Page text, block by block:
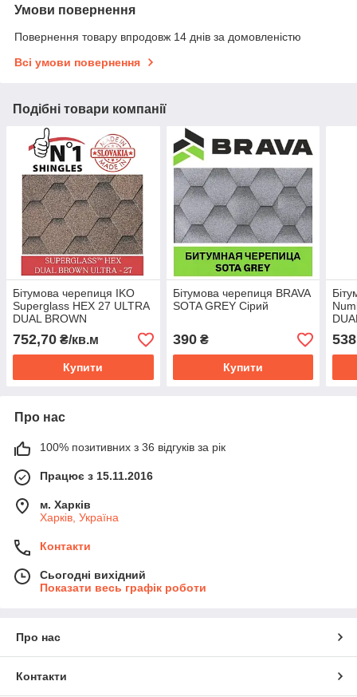
Умови повернення
Повернення товару впродовж 14 днів за домовленістю
Всі умови повернення
Подібні товари компанії
Бітумова черепиця IKO
Superglass HEX 27 ULTRA
DUAL BROWN
752,70 ₴/кв.м
Купити
Бітумова черепиця BRAVA
SOTA GREY Сірий
390₴
Купити
Про нас
100% позитивних з 36 відгуків за рік
Працює з 15.11.2016
м. Харків
Харків, Україна
Контакти
Сьогодні вихідний
Показати весь графік роботи
Про нас
Контакти